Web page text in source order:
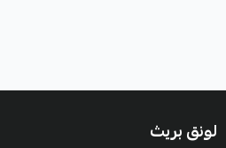
لونق بريث